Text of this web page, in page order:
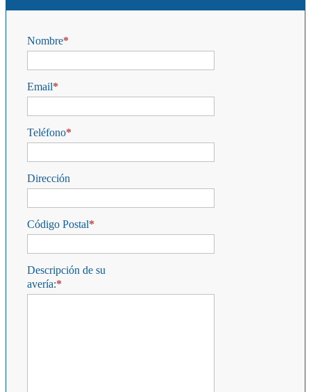
Nombre
Email
Teléfono
Dirección
Código Postal
Descripción de su
avería: